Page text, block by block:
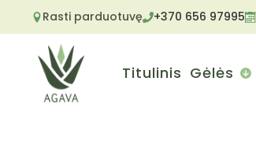
Rasti parduotuvę +370 656 97995
Titulinis Gėlės